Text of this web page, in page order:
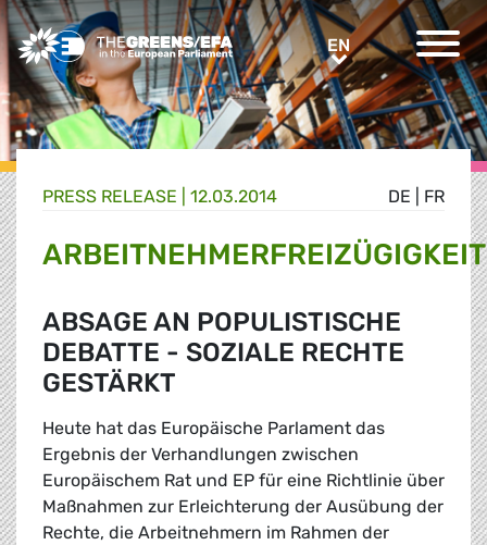
Greens/EFA Home ENEN
DE FR
PRESS RELEASE 12.03.2014
ARBEITNEHMERFREIZÜGIGKEIT
ABSAGE AN POPULISTISCHE
DEBATTE - SOZIALE RECHTE
GESTÄRKT
Heute hat das Europäische Parlament das
Ergebnis der Verhandlungen zwischen
Europäischem Rat und EP für eine Richtlinie über
Maßnahmen zur Erleichterung der Ausübung der
Rechte, die Arbeitnehmern im Rahmen der